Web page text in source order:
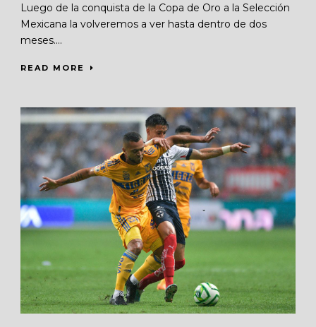
Luego de la conquista de la Copa de Oro a la Selección
Mexicana la volveremos a ver hasta dentro de dos
meses....
READ MORE